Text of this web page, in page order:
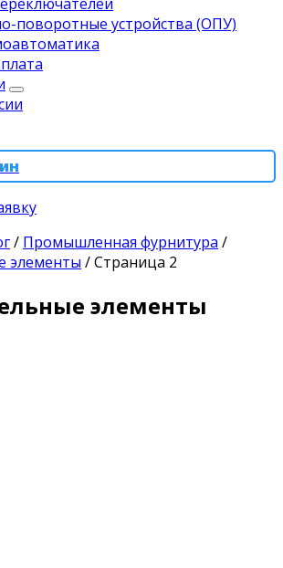
поворотные устройства (ОПУ)
/ Промышленная фурнитура /
элементы /Страница 2
элементы